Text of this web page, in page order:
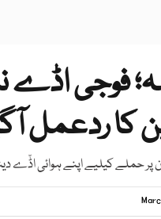
فوجی اڈے
کا ردعمل
پر حملے کیلیے اپنے ہوائی اڈّے